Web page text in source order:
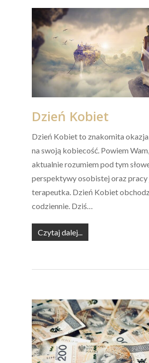
Dzień Kobiet
Dzień Kobiet to znakomita
na swoją kobiecość. Powiem
aktualnie rozumiem pod tym
perspektywy osobistej oraz pracy
terapeutka. Dzień Kobiet
codziennie. Dziś…
Czytaj dalej...